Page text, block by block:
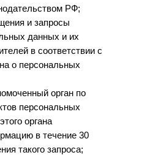
РФ;
и запросы
данных и их
в соответствии с
о персональных
орган по
персональных
органа
в течение 30
такого запроса;